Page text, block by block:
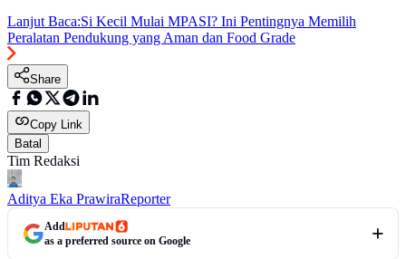
Lanjut Baca:Si Kecil Mulai MPASI? Ini Pentingnya Memilih
Peralatan Pendukung yang Aman dan Food Grade
Share
Copy Link
Batal
Tim Redaksi
Aditya Eka PrawiraReporter
Add
as a preferred source on Google